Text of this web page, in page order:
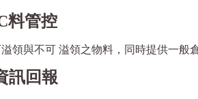
料管控
領與不可 溢領之物料，同時提供一般
訊回報